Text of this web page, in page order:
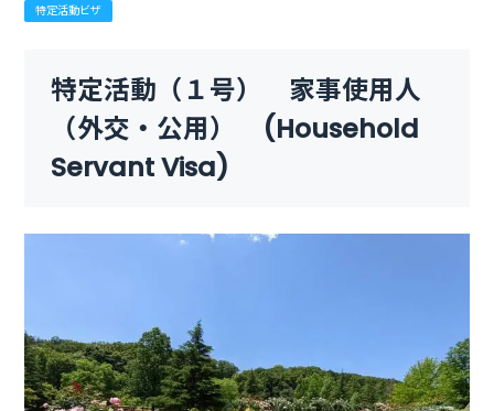
特定活動ビザ
特定活動（１号） 家事使用人
（外交・公用） (Household
Servant Visa)